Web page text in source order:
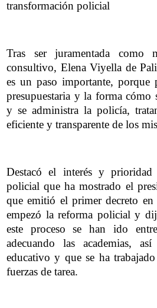
transformación policial
Tras ser juramentada como
consultivo, Elena Viyella de
es un paso importante, porque
presupuestaria y la forma cómo
y se administra la policía,
eficiente y transparente de los
Destacó el interés y prioridad
policial que ha mostrado el
que emitió el primer decreto
empezó la reforma policial y
este proceso se han ido
adecuando las academias,
educativo y que se ha
fuerzas de tarea.